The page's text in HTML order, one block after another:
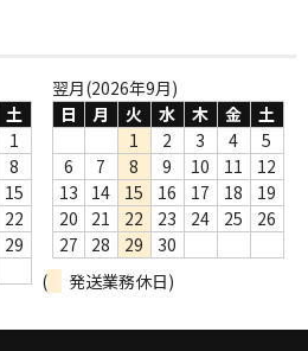
土
1
8
15
22
29
翌月(2026年9月)
日
月 火 水 木 金
土
1
2 3 4
5
6
7 8 9 10 11
12
13
14 15 16 17 18
19
20
21 22 23 24 25
26
27
28 29
30
(
発送業務休日)